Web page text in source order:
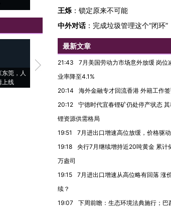
东莞，人
上线
【推广】走进第四届链博
会，让数智科技“链”接产
王烁 ： 锁定原来不可能
中外对话： 完成垃圾管理这个“闭环”
最新文章
21:43
7月美国劳动力市场意外放缓 岗位
业率降至4.1%
20:14
海外金融专才回流香港 外籍工作
20:12
宁德时代宜春锂矿仍处停产状态
锂资源供需格局
19:51
7月进出口增速高位放缓，价格驱
19:18
央行7月继续增持近20吨黄金 累计
万盎司
19:15
7月进出口增速从高位略有回落 涨
续？
19:07
下周前瞻：生态环境法典施行；巴